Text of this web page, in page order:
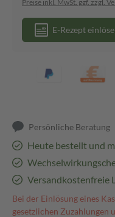
Preise inkl. MwSt. ggf. zzgl.
E-Rezept
Persönliche Beratung
Heute bestellt und
Versandkostenfreie
Bei der Einlösung eines
gesetzlichen Zuzahlungen